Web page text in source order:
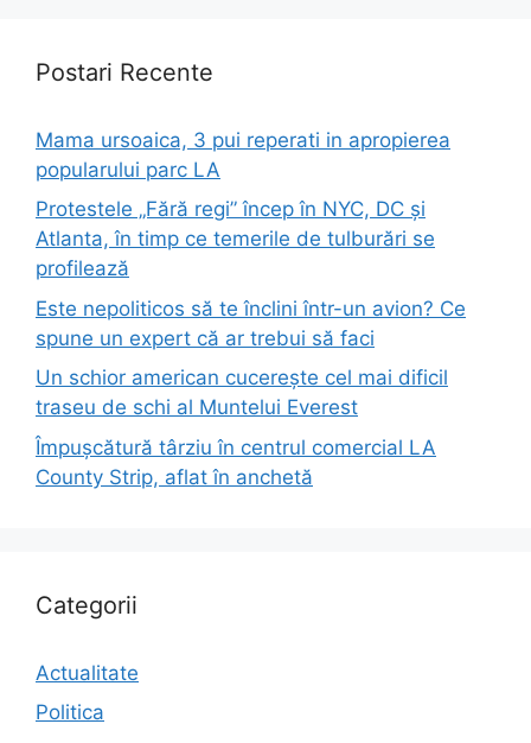
Postari Recente
Mama ursoaica, 3 pui reperati in apropierea
popularului parc LA
Protestele „Fără regi” încep în NYC, DC și
Atlanta, în timp ce temerile de tulburări se
profilează
Este nepoliticos să te înclini într-un avion? Ce
spune un expert că ar trebui să faci
Un schior american cucerește cel mai dificil
traseu de schi al Muntelui Everest
Împușcătură târziu în centrul comercial LA
County Strip, aflat în anchetă
Categorii
Actualitate
Politica